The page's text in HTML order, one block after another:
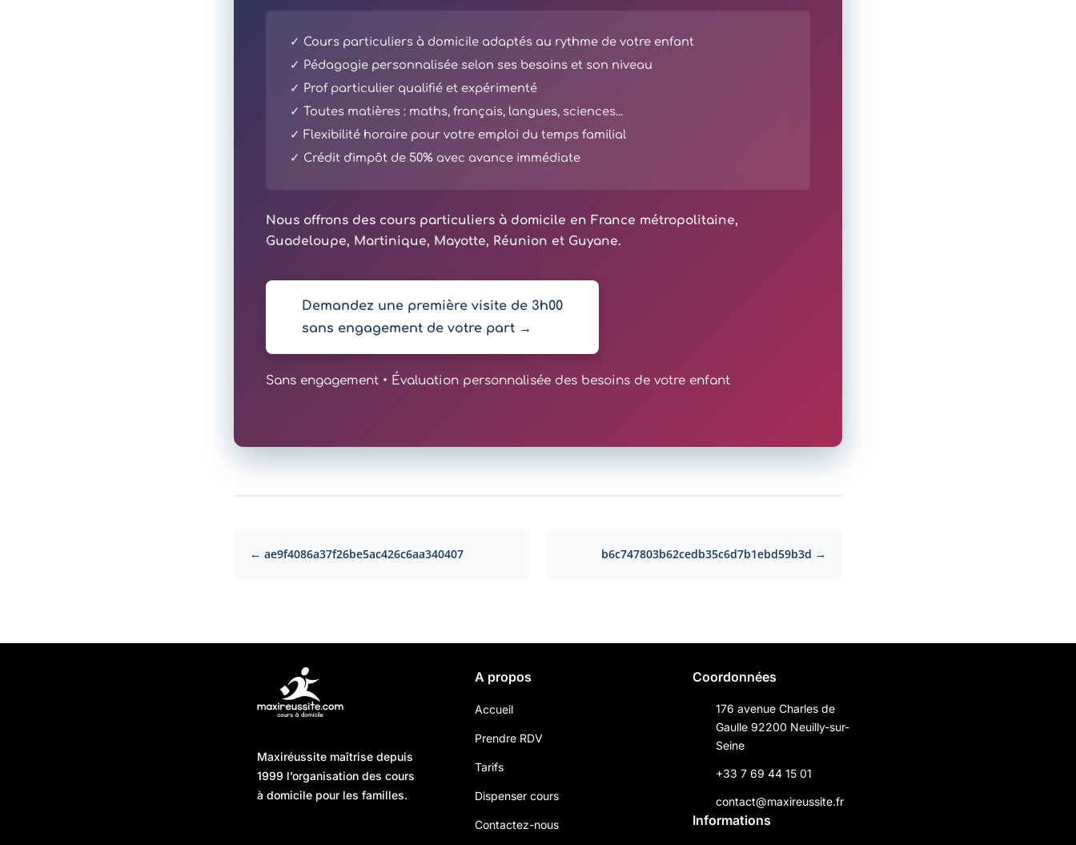
✓ Cours particuliers à domicile adaptés au rythme de votre enfant
✓ Pédagogie personnalisée selon ses besoins et son niveau
✓ Prof particulier qualifié et expérimenté
✓ Toutes matières : maths, français, langues, sciences...
✓ Flexibilité horaire pour votre emploi du temps familial
✓ Crédit d'impôt de 50% avec avance immédiate
Nous offrons des cours particuliers à domicile en France métropolitaine,
Guadeloupe, Martinique, Mayotte, Réunion et Guyane.
Demandez une première visite de 3h00
sans engagement de votre part →
Sans engagement • Évaluation personnalisée des besoins de votre enfant
← ae9f4086a37f26be5ac426c6aa340407 b6c747803b62cedb35c6d7b1ebd59b3d →
Maxiréussite maîtrise depuis
1999 l’organisation des cours
à domicile pour les familles.
A propos
Accueil
Prendre RDV
Tarifs
Dispenser cours
Contactez-nous
Coordonnées
176 avenue Charles de
Gaulle 92200 Neuilly-sur-
Seine
+33 7 69 44 15 01
contact@maxireussite.fr
Informations